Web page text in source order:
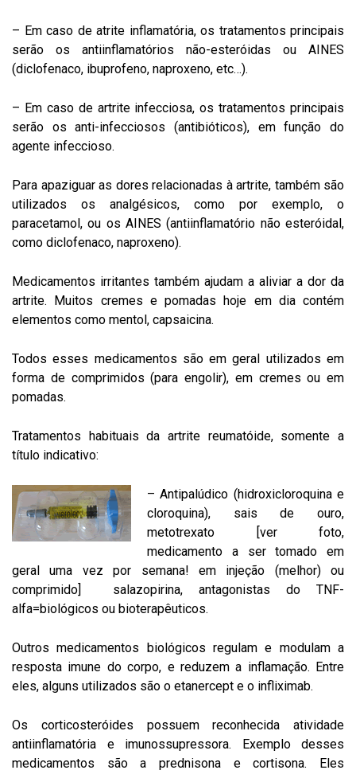
– Em caso de atrite inflamatória, os tratamentos principais
serão os antiinflamatórios não-esteróidas ou AINES
(diclofenaco, ibuprofeno, naproxeno, etc…).
– Em caso de artrite infecciosa, os tratamentos principais
serão os anti-infecciosos (antibióticos), em função do
agente infeccioso.
Para apaziguar as dores relacionadas à artrite, também são
utilizados os analgésicos, como por exemplo, o
paracetamol, ou os AINES (antiinflamatório não esteróidal,
como diclofenaco, naproxeno).
Medicamentos irritantes também ajudam a aliviar a dor da
artrite. Muitos cremes e pomadas hoje em dia contém
elementos como mentol, capsaicina.
Todos esses medicamentos são em geral utilizados em
forma de comprimidos (para engolir), em cremes ou em
pomadas.
Tratamentos habituais da artrite reumatóide, somente a
título indicativo:
– Antipalúdico (hidroxicloroquina e
cloroquina), sais de ouro,
metotrexato [ver foto,
medicamento a ser tomado em
geral uma vez por semana! em injeção (melhor) ou
comprimido] salazopirina, antagonistas do TNF-
alfa=biológicos ou bioterapêuticos.
Outros medicamentos biológicos regulam e modulam a
resposta imune do corpo, e reduzem a inflamação. Entre
eles, alguns utilizados são o etanercept e o infliximab.
Os corticosteróides possuem reconhecida atividade
antiinflamatória e imunossupressora. Exemplo desses
medicamentos são a prednisona e cortisona. Eles